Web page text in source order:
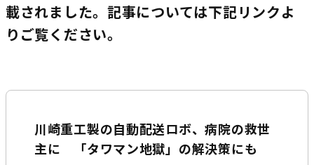
載されました。記事については下記リンクよ
りご覧ください。
川崎重工製の自動配送ロボ、病院の救世
主に 「タワマン地獄」の解決策にも